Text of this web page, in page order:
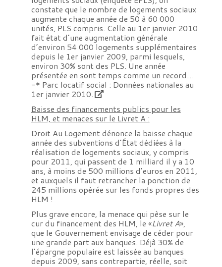
constate que le nombre de logements sociaux
augmente chaque année de 50 à 60 000
unités, PLS compris. Celle au 1er janvier 2010
fait état d’une augmentation générale
d’environ 54 000 logements supplémentaires
depuis le 1er janvier 2009, parmi lesquels,
environ 30% sont des PLS. Une année
présentée en sont temps comme un record…
-* Parc locatif social : Données nationales au
1er janvier 2010.
Baisse des financements publics pour les
HLM, et menaces sur le Livret A :
Droit Au Logement dénonce la baisse chaque
année des subventions d’État dédiées à la
réalisation de logements sociaux, y compris
pour 2011, qui passent de 1 milliard il y a 10
ans, à moins de 500 millions d’euros en 2011,
et auxquels il faut retrancher la ponction de
245 millions opérée sur les fonds propres des
HLM !
Plus grave encore, la menace qui pèse sur le
cur du financement des HLM, le «Livret A»,
que le Gouvernement envisage de céder pour
une grande part aux banques. Déjà 30% de
l’épargne populaire est laissée au banques
depuis 2009, sans contrepartie, réelle, soit